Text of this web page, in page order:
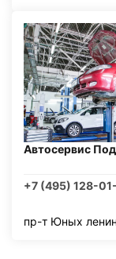
Автосервис
+7 (495) 128-
пр-т Юных